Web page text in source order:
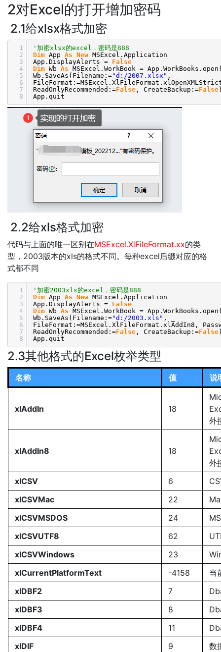
2对Excel的打开增加密码
2.1给xlsx格式加密
1
2
3
4
5
6
7
8
'加密xlsx的excel，密码是888
Dim App As New MSExcel.Application
App.DisplayAlerts = False
Dim Wb As MSExcel.WorkBook =
Wb.SaveAs(Filename:="d:/2007.xlsx" , _
ReadOnlyRecommended:=False , CreateBackup:=False
App.quit
2.2给xls格式加密
代码与上面的唯一区别在MSExcel.XlFileFormat.xx的类
型，2003版本的xls的格式不同。每种excel后缀对应的格
式都不同
1
2
3
4
5
6
7
8
'加密2003xls的excel，密码是888
Dim App As New MSExcel.Application
App.DisplayAlerts = False
Dim Wb As MSExcel.WorkBook =
Wb.SaveAs(Filename:="d:/2003.xls" , _
FileFormat:=MSExcel.XlFileFormat.xlAddIn8,
ReadOnlyRecommended:=False , CreateBackup:=False
App.quit
2.3其他格式的Excel枚举类型
名称 值 说
xlAddIn 18
外
xlAddIn8 18
外
xlCSV
6
xlCSVMac
22
xlCSVMSDOS
24
xlCSVUTF8
62
xlCSVWindows
23
xlCurrentPlatformText
-4158
当
xlDBF2
7
xlDBF3
8
xlDBF4
11
xlDIF
9 数